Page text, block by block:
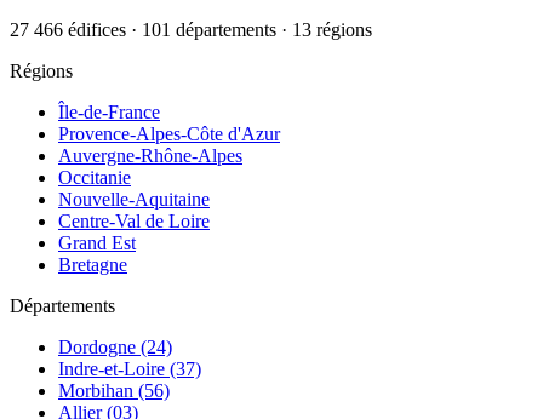
27 466 édifices · 101 départements · 13 régions
Régions
Île-de-France
Provence-Alpes-Côte d'Azur
Auvergne-Rhône-Alpes
Occitanie
Nouvelle-Aquitaine
Centre-Val de Loire
Grand Est
Bretagne
Départements
Dordogne (24)
Indre-et-Loire (37)
Morbihan (56)
Allier (03)